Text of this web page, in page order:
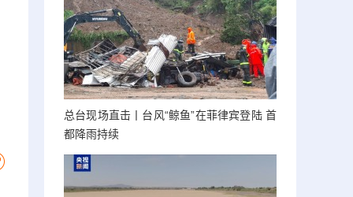
总台现场直击丨台风“鲸鱼”在菲律宾登陆 首
都降雨持续